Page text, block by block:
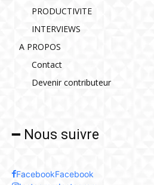
PRODUCTIVITE
INTERVIEWS
A PROPOS
Contact
Devenir contributeur
━ Nous suivre
FacebookFacebook